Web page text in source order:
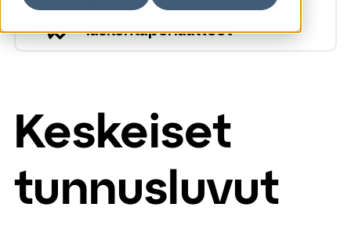
Tunnuslukujen
laskentaperiaatteet
Keskeiset
tunnusluvut